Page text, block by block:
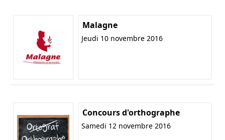
Malagne
Jeudi 10 novembre 2016
Concours d'orthographe
Samedi 12 novembre 2016